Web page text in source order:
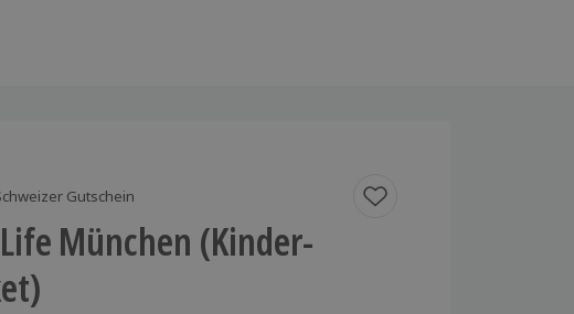
Gutschein
München (Kinder-